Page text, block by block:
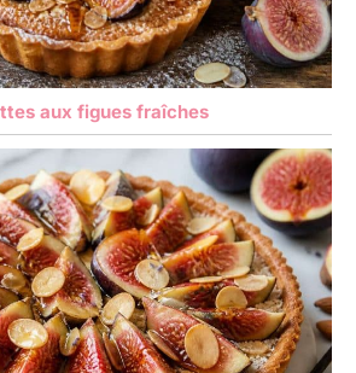
aux figues fraîches